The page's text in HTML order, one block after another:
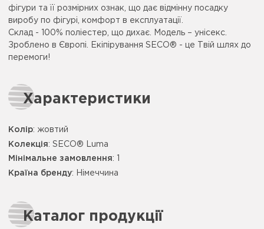
фігури та її розмірних ознак, що дає відмінну посадку
виробу по фігурі, комфорт в експлуатації.
Склад - 100% поліестер, що дихає. Модель – унісекс.
Зроблено в Європі. Екіпірування SECO® - це Твій шлях до
перемоги!
Характеристики
Колір: жовтий
Колекція: SECO® Luma
Мінімальне замовлення : 1
Країна бренду: Німеччина
Каталог продукції